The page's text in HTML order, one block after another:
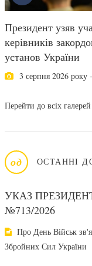
Президент узяв
керівників
установ України
3 серпня 2026 року
Перейти до всіх галерей
од ОСТАННІ
УКАЗ
№713/2026
Про День Військ
Збройних Сил України